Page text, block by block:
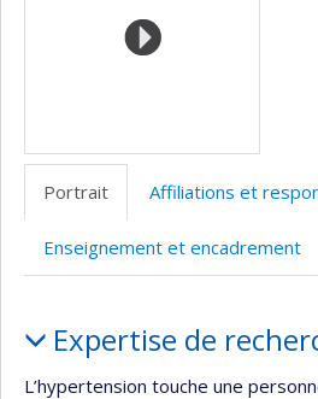
Portrait Affiliations et
Enseignement et encadrement
Expertise de
L’hypertension touche une